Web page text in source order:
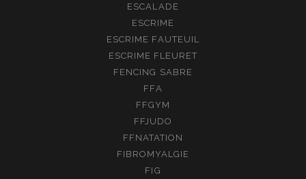
ESCALADE
ESCRIME
ESCRIME FAUTEUIL
ESCRIME FLEURET
FENCING SABRE
FFA
FFGYM
FFJUDO
FFNATATION
FIBROMYALGIE
FIG